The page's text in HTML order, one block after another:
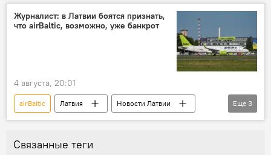
Викторс Валайнис
финансирование
Журналист: в Латвии боятся признать,
что airBaltic, возможно, уже банкрот
4 августа, 20:01
airBaltic Латвия
Новости Латвии
банкротство
Анита Даукште
Еще 3
Связанные теги